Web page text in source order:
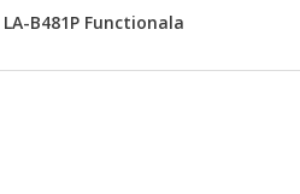
LA-B481P Functionala